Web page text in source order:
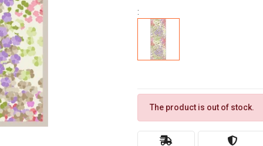
:
The product is out of stock.